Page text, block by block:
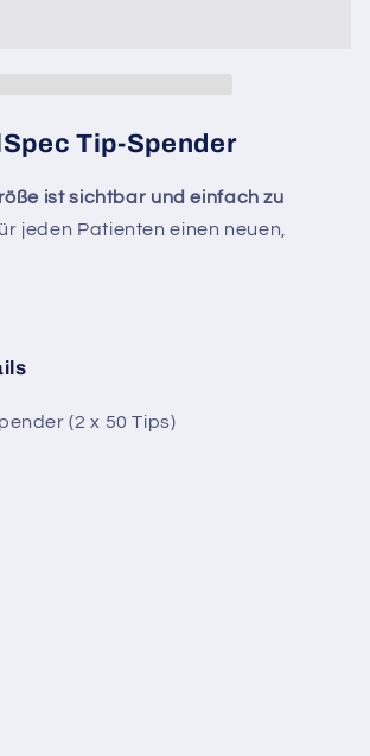
Tip-Spender
ist sichtbar und einfach zu
jeden Patienten einen neuen,
(2 x 50 Tips)